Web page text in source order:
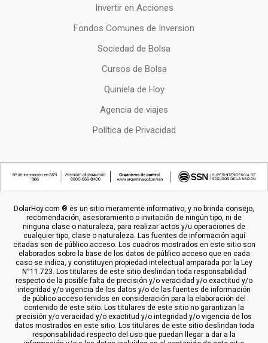
Invertir en Acciones
Fondos Comunes de Inversion
Sociedad de Bolsa
Cursos de Bolsa
Quiniela de Hoy
Agencia de viajes
Política de Privacidad
DolarHoy.com ® es un sitio meramente informativo, y no brinda consejo,
recomendación, asesoramiento o invitación de ningún tipo, ni de
ninguna clase o naturaleza, para realizar actos y/u operaciones de
cualquier tipo, clase o naturaleza. Las fuentes de información aquí
citadas son de público acceso. Los cuadros mostrados en este sitio son
elaborados sobre la base de los datos de público acceso que en cada
caso se indica, y constituyen propiedad intelectual amparada por la Ley
N°11.723. Los titulares de este sitio deslindan toda responsabilidad
respecto de la posible falta de precisión y/o veracidad y/o exactitud y/o
integridad y/o vigencia de los datos y/o de las fuentes de información
de público acceso tenidos en consideración para la elaboración del
contenido de este sitio. Los titulares de este sitio no garantizan la
precisión y/o veracidad y/o exactitud y/o integridad y/o vigencia de los
datos mostrados en este sitio. Los titulares de este sitio deslindan toda
responsabilidad respecto del uso que puedan llegar a dar a la